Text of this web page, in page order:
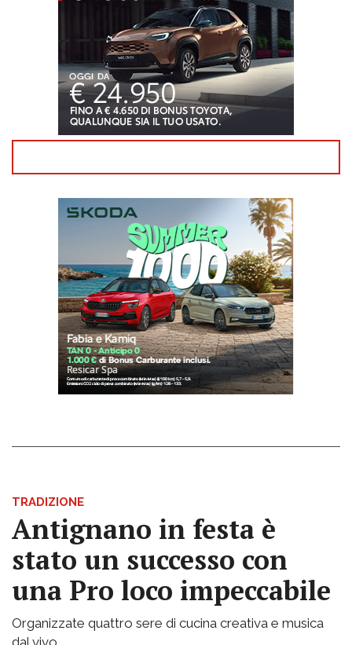
TRADIZIONE
Antignano in festa è
stato un successo con
una Pro loco impeccabile
Organizzate quattro sere di cucina creativa e musica
dal vivo